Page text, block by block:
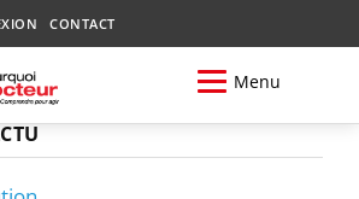
CONTACT
Menu